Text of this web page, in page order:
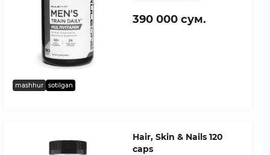
mashhur sotilgan
390 000 сум.
Hair, Skin & Nails 120
caps